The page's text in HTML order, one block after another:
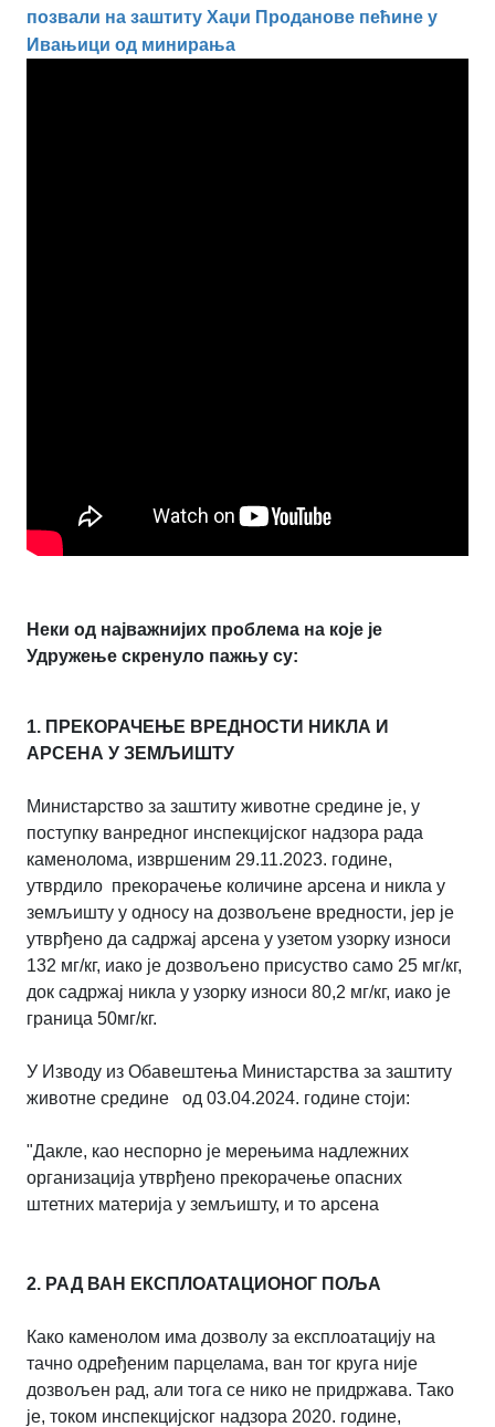
позвали на заштиту Хаџи Проданове пећине у
Ивањици од минирања
Неки од најважнијих проблема на које је
Удружење скренуло пажњу су:
1. ПРЕКОРАЧЕЊЕ ВРЕДНОСТИ НИКЛА И
АРСЕНА У ЗЕМЉИШТУ
Министарство за заштиту животне средине је, у
поступку ванредног инспекцијског надзора рада
каменолома, извршеним 29.11.2023. године,
утврдило прекорачење количине арсена и никла у
земљишту у односу на дозвољене вредности, јер је
утврђено да садржај арсена у узетом узорку износи
132 мг/кг, иако је дозвољено присуство само 25 мг/кг,
док садржај никла у узорку износи 80,2 мг/кг, иако је
граница 50мг/кг.
У Изводу из Обавештења Министарства за заштиту
животне средине од 03.04.2024. године стоји:
"Дакле, као неспорно је мерењима надлежних
организација утврђено прекорачење опасних
штетних материја у земљишту, и то арсена
2. РАД ВАН ЕКСПЛОАТАЦИОНОГ ПОЉА
Како каменолом има дозволу за експлоатацију на
тачно одређеним парцелама, ван тог круга није
дозвољен рад, али тога се нико не придржава. Тако
је, током инспекцијског надзора 2020. године,